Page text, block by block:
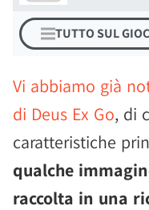
TUTTO SUL
Vi abbiamo già
di Deus Ex Go, di
caratteristiche
qualche
raccolta in una